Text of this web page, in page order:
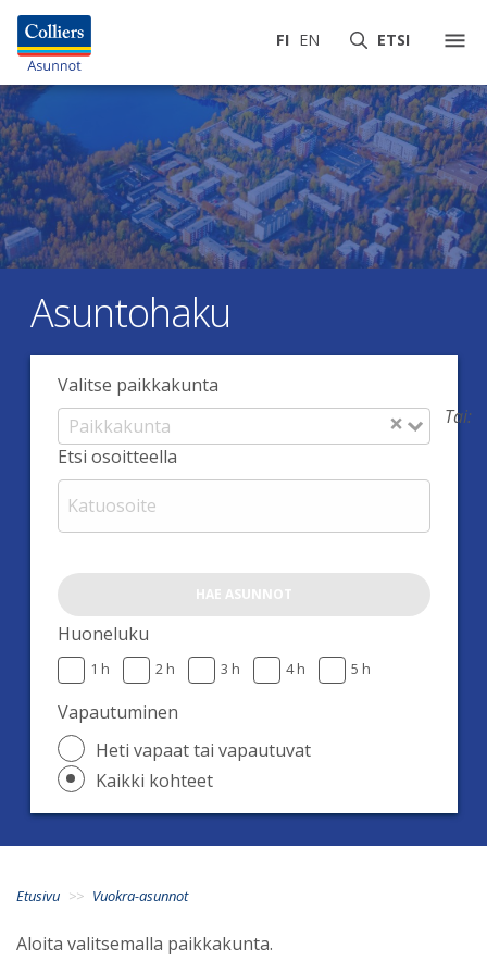
FI EN ETSI
Asuntohaku
Valitse paikkakunta
×
Tai:
Etsi osoitteella
HAE ASUNNOT
Huoneluku
1 h 2 h 3 h 4 h 5 h
Vapautuminen
Heti vapaat tai vapautuvat
Kaikki kohteet
Etusivu Vuokra-asunnot
Aloita valitsemalla paikkakunta.